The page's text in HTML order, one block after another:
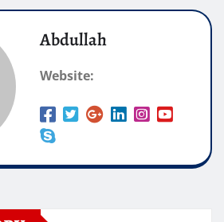
Abdullah
Website: